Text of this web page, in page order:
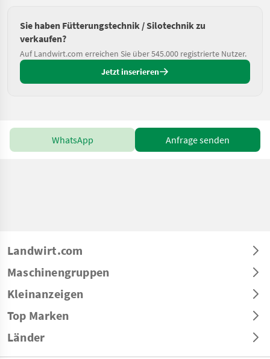
Sie haben Fütterungstechnik / Silotechnik zu
verkaufen?
Auf Landwirt.com erreichen Sie über 545.000 registrierte Nutzer.
Jetzt inserieren
WhatsApp Anfrage senden
Landwirt.com
Maschinengruppen
Kleinanzeigen
Top Marken
Länder